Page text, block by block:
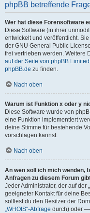
phpBB betreffende
Wer hat diese Forensoftware
Diese Software (in ihrer
entwickelt und veröffentlicht.
der GNU General Public
frei vertrieben werden. Weitere
auf der Seite von phpBB Limited
phpBB.de zu finden.
Nach oben
Warum ist Funktion x oder y
Diese Software wurde von
eine Funktion implementiert
deine Stimme für bestehende
vorschlagen kannst.
Nach oben
An wen soll ich mich wenden,
Anfragen zu diesem Forum
Jeder Administrator, der auf der
geeigneter Kontakt für deine
solltest du den Besitzer der
„WHOIS“-Abfrage durch) oder —